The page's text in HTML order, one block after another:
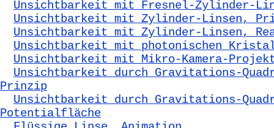
Unsichtbarkeit mit Fresnel-Zylinder-
Unsichtbarkeit mit Zylinder-Linsen,
Unsichtbarkeit mit Zylinder-Linsen,
Unsichtbarkeit mit photonischen
Unsichtbarkeit mit Mikro-Kamera-
Unsichtbarkeit durch Gravitations-
Prinzip
Unsichtbarkeit durch Gravitations-
Potentialfläche